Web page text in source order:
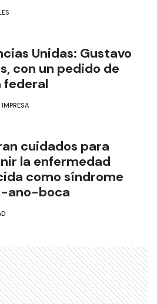
Unidas: Gustavo
con un pedido de
federal
cuidados para
la enfermedad
como síndrome
ano-boca